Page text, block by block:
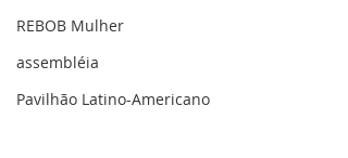
REBOB Mulher
assembléia
Pavilhão Latino-Americano